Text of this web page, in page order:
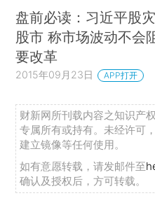
盘前必读：习近平股
股市 称市场波动不会
要改革
2015年09月23日 APP打开
财新网所刊载内容之知识产
专属所有或持有。未经许可
建立镜像等任何使用。
如有意愿转载，请发邮件至
确认及授权后，方可转载。